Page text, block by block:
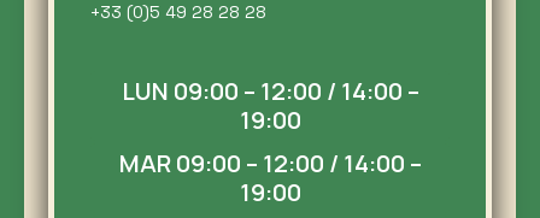
+33 (0)5 49 28 28 28
LUN 09:00 – 12:00 / 14:00 –
19:00
MAR 09:00 – 12:00 / 14:00 –
19:00